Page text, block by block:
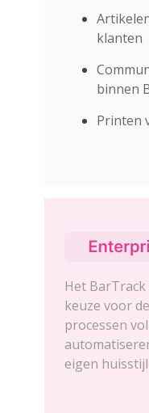
klanten
binnen
Printen
Het
keuze voor
processen
eigen